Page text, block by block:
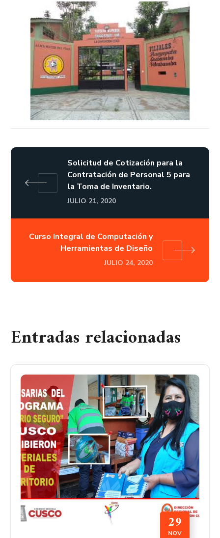
Solicitud de Cotización para la
Contratación de Personal 5 para
la Toma de Inventario.
JULIO 21, 2020
Curso Integral de Computación y
Herramientas de Diseño
JULIO 24, 2020
Entradas relacionadas
29
NOV